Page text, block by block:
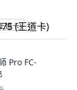
道卡)
Pro FC-